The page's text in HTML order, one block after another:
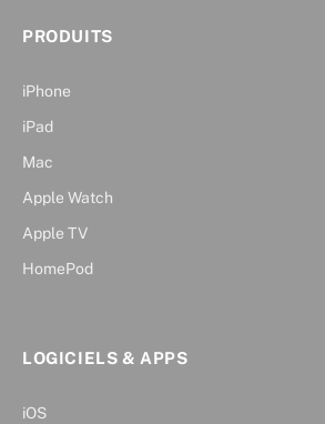
PRODUITS
iPhone
iPad
Mac
Apple Watch
Apple TV
HomePod
LOGICIELS & APPS
iOS